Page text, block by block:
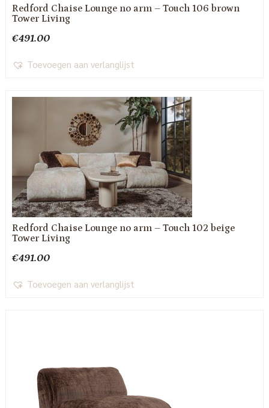
Redford Chaise Lounge no arm – Touch 106 brown
Tower Living
€491.00
Toevoegen aan verlanglijst
Redford Chaise Lounge no arm – Touch 102 beige
Tower Living
€491.00
Toevoegen aan verlanglijst